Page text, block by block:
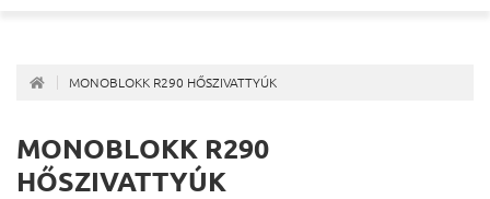
MONOBLOKK R290 HŐSZIVATTYÚK
MONOBLOKK R290
HŐSZIVATTYÚK